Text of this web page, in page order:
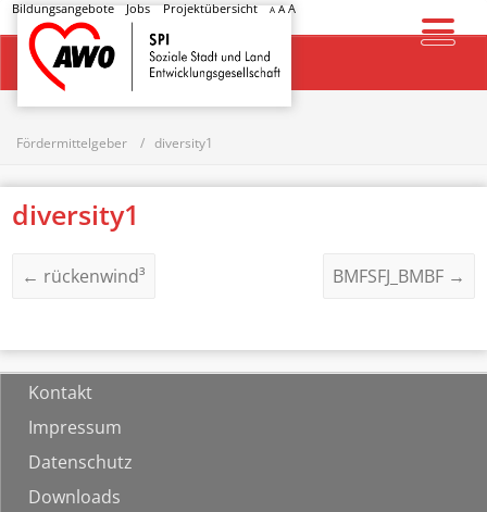
Bildungsangebote Jobs Projektübersicht A AA
Startseite
Fördermittelgeber diversity1
diversity1
← rückenwind³ BMFSFJ_BMBF →
Kontakt
Impressum
Datenschutz
Downloads